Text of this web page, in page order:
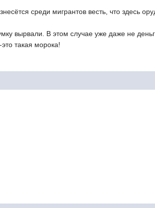
среди мигрантов весть, что здесь
вырвали. В этом случае уже даже не
такая морока!